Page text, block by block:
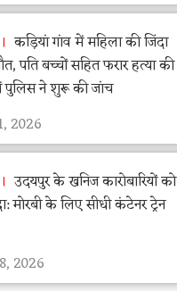
कड़ियां गांव में महिला की जिंदा
पति बच्चों सहित फरार हत्या की
ने शुरू की जांच
2026
उदयपुर के खनिज कारोबारियों को
मोरबी के लिए सीधी कंटेनर ट्रेन
2026